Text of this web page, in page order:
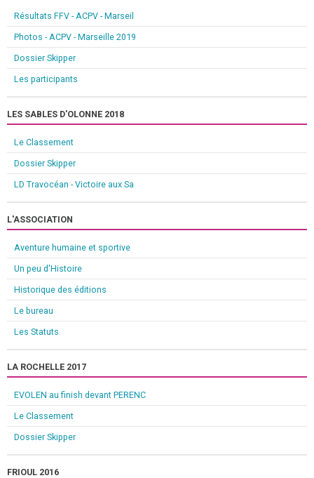
Résultats FFV - ACPV - Marseil
Photos - ACPV - Marseille 2019
Dossier Skipper
Les participants
LES SABLES D'OLONNE 2018
Le Classement
Dossier Skipper
LD Travocéan - Victoire aux Sa
L'ASSOCIATION
Aventure humaine et sportive
Un peu d'Histoire
Historique des éditions
Le bureau
Les Statuts
LA ROCHELLE 2017
EVOLEN au finish devant PERENC
Le Classement
Dossier Skipper
FRIOUL 2016